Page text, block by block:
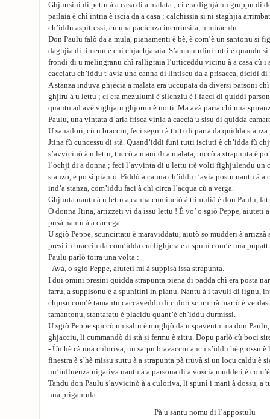
Ghjunsini di pettu à a casa di a malata ; ci era dighjà un gruppu di
parlaia è chì intria è iscia da a casa ; calchissia si ni staghjia
ch’iddu aspittessi, cù una pacienza incuriusita, u miraculu.
Don Paulu falò da a mula, pianamenti è bè, è com’è un santonu si
daghjia di rimenu è chì chjachjaraia. S’ammutulini tutti è quandu
frondi di u melingranu chì ralligraia l’urticeddu vicinu à a casa cù i
cacciatu ch’iddu t’avia una canna di lintiscu da a prisacca, dicidì di
A stanza induva ghjecia a malata era uccupata da diversi parsoni
ghjiru à u lettu ; ci era mezulumi è silenziu è i facci di quiddi
quantu ad avè vighjatu ghjornu è notti. Ma avà paria chì una
Paulu, una vintata d’aria frisca vinia à caccià u sisu di quidda
U sanadori, cù u bracciu, feci segnu à tutti di parta da quidda
Jtina fù cuncessu di stà. Quand’iddi funi tutti isciuti è ch’idda fù
s’avvicinò à u lettu, tuccò a mani di a malata, tuccò a strapunta è
l’ochji di a donna ; feci l’avvinta di u lettu trè volti fighjulendu un
stanzo, è po si piantò. Piddò a canna ch’iddu t’avia postu nantu à a
ind’a stanza, com’iddu faci à chì circa l’acqua cù a verga.
Ghjunta nantu à u lettu a canna cuminciò à trimulià è don Paulu,
O donna Jtina, arrizzeti vi da issu lettu ! È vo’ o sgiò Peppe, aiuteti
pusà nantu à a carrega.
U sgiò Peppe, scuncirtatu è maraviddatu, aiutò so mudderi à arrizzà
presi in bracciu da com’idda era lighjera è a spunì com’è una
Paulu parlò torra una volta :
- Avà, o sgiò Peppe, aiuteti mi à suppisà issa strapunta.
I dui omini presini quidda strapunta piena di padda chì era posta
farru, a suppisonu è a spunitini in pianu. Nantu à i tavuli di lignu,
chjusu com’è tamantu caccaveddu di culori scuru trà marrò è
tamantonu, stantaratu è placidu quant’è ch’iddu durmissi.
U sgiò Peppe spiccò un saltu è mughjò da u spaventu ma don
ghjacciu, li cummandò di stà si fermu è zittu. Dopu parlò cù boci
- Ùn hè cà una culoriva, un sarpu bravacciu ancu s’iddu hè grossu
finestra è s’hè missu suttu à a strapunta pà truvà si un locu caldu è
un’influenza nigativa nantu à a parsona di a voscia mudderi è
Tandu don Paulu s’avvicinò à a culoriva, li spunì i mani à dossu, a
una prigantula :
Pà u santu nomu di l’appostulu